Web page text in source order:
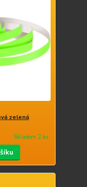
zelená
Skladem 2 ks